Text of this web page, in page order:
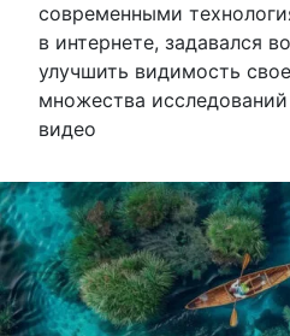
современными
в интернете, задавался
улучшить видимость
множества
видео